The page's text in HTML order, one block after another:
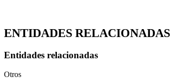
ENTIDADES RELACIONADAS
Entidades relacionadas
Otros